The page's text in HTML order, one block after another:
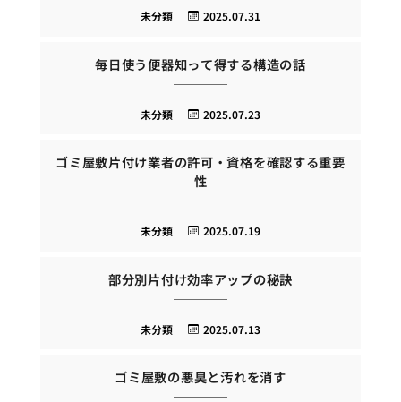
2025.07.31
未分類
毎日使う便器知って得する構造の話
2025.07.23
未分類
ゴミ屋敷片付け業者の許可・資格を確認する重要
性
2025.07.19
未分類
部分別片付け効率アップの秘訣
2025.07.13
未分類
ゴミ屋敷の悪臭と汚れを消す